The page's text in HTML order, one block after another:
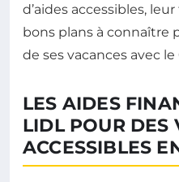
d’aides accessibles,
bons plans à
de ses vacances avec
LES AIDES
LIDL POUR DES
ACCESSIBLES